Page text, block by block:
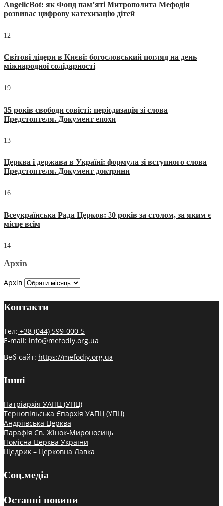
AngelicBot: як Фонд пам’яті Митрополита Мефодія
розвиває цифрову катехизацію дітей
12
Світові лідери в Києві: богословський погляд на день
міжнародної солідарності
19
35 років свободи совісті: періодизація зі слова
Предстоятеля. Документ епохи
13
Церква і держава в Україні: формула зі вступного слова
Предстоятеля. Документ доктрини
16
Всеукраїнська Рада Церков: 30 років за столом, за яким є
місце всім
14
Архів
Архів
Контакти
Тел: +38 (044) 599-000-5
E-mail: info@mefodiy.org.ua
Веб-сайт: https://mefodiy.org.ua
Інші
Патріархія УАПЦ (УПЦ)
Тернопільська Єпархія УАПЦ (УПЦ)
Андріївська Церква
Парафія Св. Жінок-Мироносиць
Помісна Церква України
Щедрик – Церковна Лавка
Соц.медіа
Останні новини